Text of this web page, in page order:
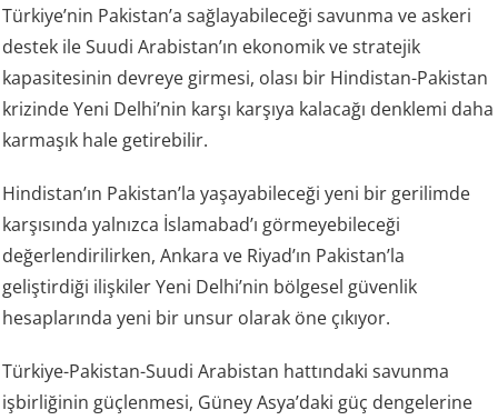
Türkiye’nin Pakistan’a sağlayabileceği savunma ve askeri
destek ile Suudi Arabistan’ın ekonomik ve stratejik
kapasitesinin devreye girmesi, olası bir Hindistan-Pakistan
krizinde Yeni Delhi’nin karşı karşıya kalacağı denklemi daha
karmaşık hale getirebilir.
Hindistan’ın Pakistan’la yaşayabileceği yeni bir gerilimde
karşısında yalnızca İslamabad’ı görmeyebileceği
değerlendirilirken, Ankara ve Riyad’ın Pakistan’la
geliştirdiği ilişkiler Yeni Delhi’nin bölgesel güvenlik
hesaplarında yeni bir unsur olarak öne çıkıyor.
Türkiye-Pakistan-Suudi Arabistan hattındaki savunma
işbirliğinin güçlenmesi, Güney Asya’daki güç dengelerine